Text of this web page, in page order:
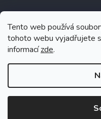
Tento web používá
tohoto webu vyjadřujete
informacízde.
Sledovat na